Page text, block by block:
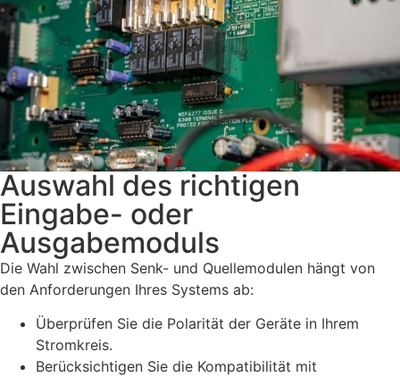
Auswahl des richtigen
Eingabe- oder
Ausgabemoduls
Die Wahl zwischen Senk- und Quellemodulen hängt von
den Anforderungen Ihres Systems ab:
Überprüfen Sie die Polarität der Geräte in Ihrem
Stromkreis.
Berücksichtigen Sie die Kompatibilität mit